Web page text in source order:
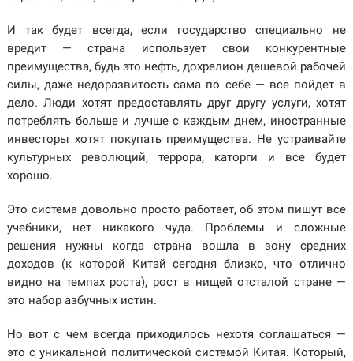
И так будет всегда, если государство специально не
вредит — страна использует свои конкурентные
преимущества, будь это нефть, дохрелион дешевой рабочей
силы, даже недоразвитость сама по себе — все пойдет в
дело. Люди хотят предоставлять друг другу услуги, хотят
потреблять больше и лучше с каждым днем, иностранные
инвесторы хотят покупать преимущества. Не устраивайте
культурных революций, террора, каторги и все будет
хорошо.
Это система довольно просто работает, об этом пишут все
учебники, нет никакого чуда. Проблемы и сложные
решения нужны когда страна вошла в зону средних
доходов (к которой Китай сегодня близко, что отлично
видно на темпах роста), рост в нищей отсталой стране —
это набор азбучных истин.
Но вот с чем всегда приходилось нехотя соглашаться —
это с уникальной политической системой Китая. Который,